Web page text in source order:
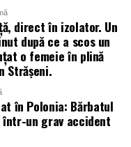
direct în izolator. Un
după ce a scos un
o femeie în plină
Strășeni.
în Polonia: Bărbatul
un grav accident